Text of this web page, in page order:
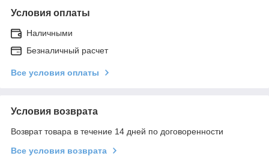
Условия оплаты
Наличными
Безналичный расчет
Все условия оплаты
Условия возврата
Возврат товара в течение 14 дней по договоренности
Все условия возврата